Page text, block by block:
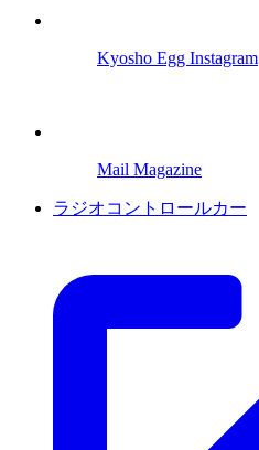
Kyosho Egg Instagram
Mail Magazine
ラジオコントロールカー